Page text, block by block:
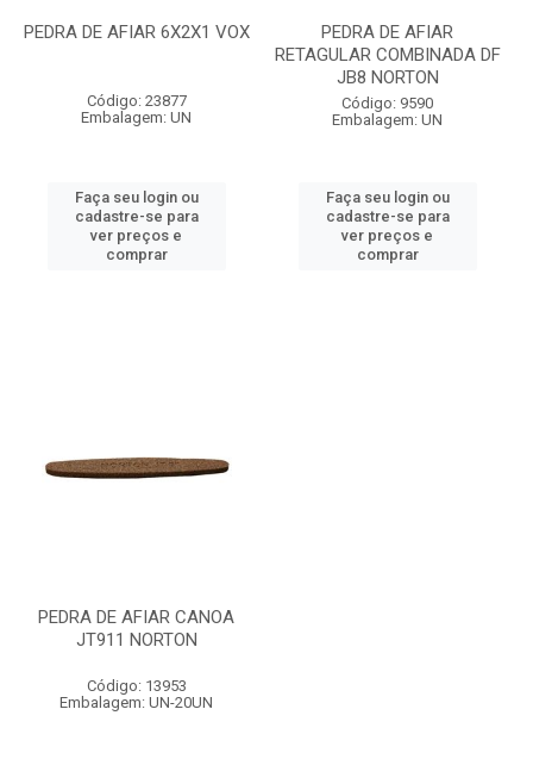
PEDRA DE AFIAR 6X2X1 VOX
Código: 23877
Embalagem: UN
Faça seu login ou
cadastre-se para
ver preços e
comprar
PEDRA DE AFIAR
RETAGULAR COMBINADA DF
JB8 NORTON
Código: 9590
Embalagem: UN
Faça seu login ou
cadastre-se para
ver preços e
comprar
PEDRA DE AFIAR CANOA
JT911 NORTON
Código: 13953
Embalagem: UN-20UN